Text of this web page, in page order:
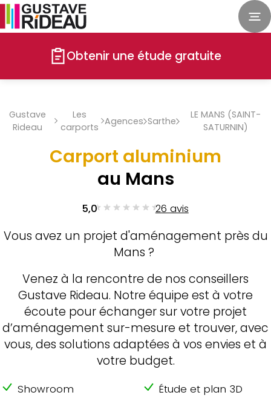
Obtenir une étude gratuite
Gustave
Rideau
Les
carports
Agences Sarthe
LE MANS (SAINT-
SATURNIN)
Carport aluminium
au Mans
5,0 26 avis
Vous avez un projet d'aménagement près du
Mans ?
Venez à la rencontre de nos conseillers
Gustave Rideau. Notre équipe est à votre
écoute pour échanger sur votre projet
d’aménagement sur-mesure et trouver, avec
vous, des solutions adaptées à vos envies et à
votre budget.
Showroom
Étude et plan 3D